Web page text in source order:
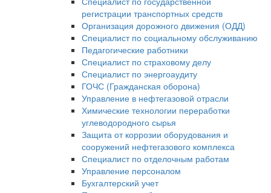
регистрации транспортных средств
Организация дорожного движения (ОДД)
Специалист по социальному обслуживанию
Педагогические работники
Специалист по страховому делу
Специалист по энергоаудиту
ГОЧС (Гражданская оборона)
Управление в нефтегазовой отрасли
Химические технологии переработки
углеводородного сырья
Защита от коррозии оборудования и
сооружений нефтегазового комплекса
Специалист по отделочным работам
Управление персоналом
Бухгалтерский учет